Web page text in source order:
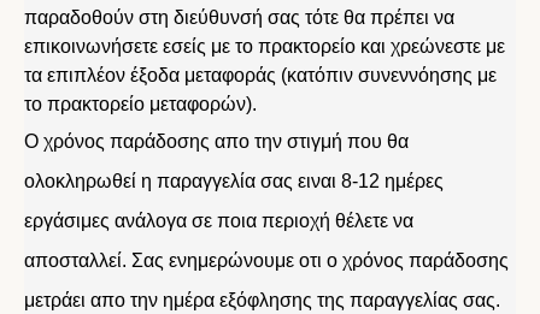
παραδοθούν στη διεύθυνσή σας τότε θα πρέπει να
επικοινωνήσετε εσείς με το πρακτορείο και χρεώνεστε με
τα επιπλέον έξοδα μεταφοράς (κατόπιν συνεννόησης με
το πρακτορείο μεταφορών).
Ο χρόνος παράδοσης απο την στιγμή που θα
ολοκληρωθεί η παραγγελία σας ειναι 8-12 ημέρες
εργάσιμες ανάλογα σε ποια περιοχή θέλετε να
αποσταλλεί. Σας ενημερώνουμε οτι ο χρόνος παράδοσης
μετράει απο την ημέρα εξόφλησης της παραγγελίας σας.